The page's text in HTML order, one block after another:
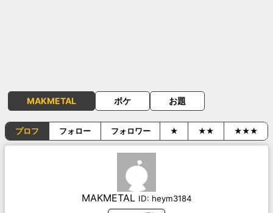
MAKMETAL ボケ お題
プロフ フォロー フォロワー ★ ★★ ★★★
MAKMETAL ID: heym3184